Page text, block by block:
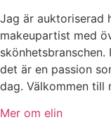
Jag är auktoriserad
makeupartist med
det är en passion
dag. Välkommen till
Mer om elin